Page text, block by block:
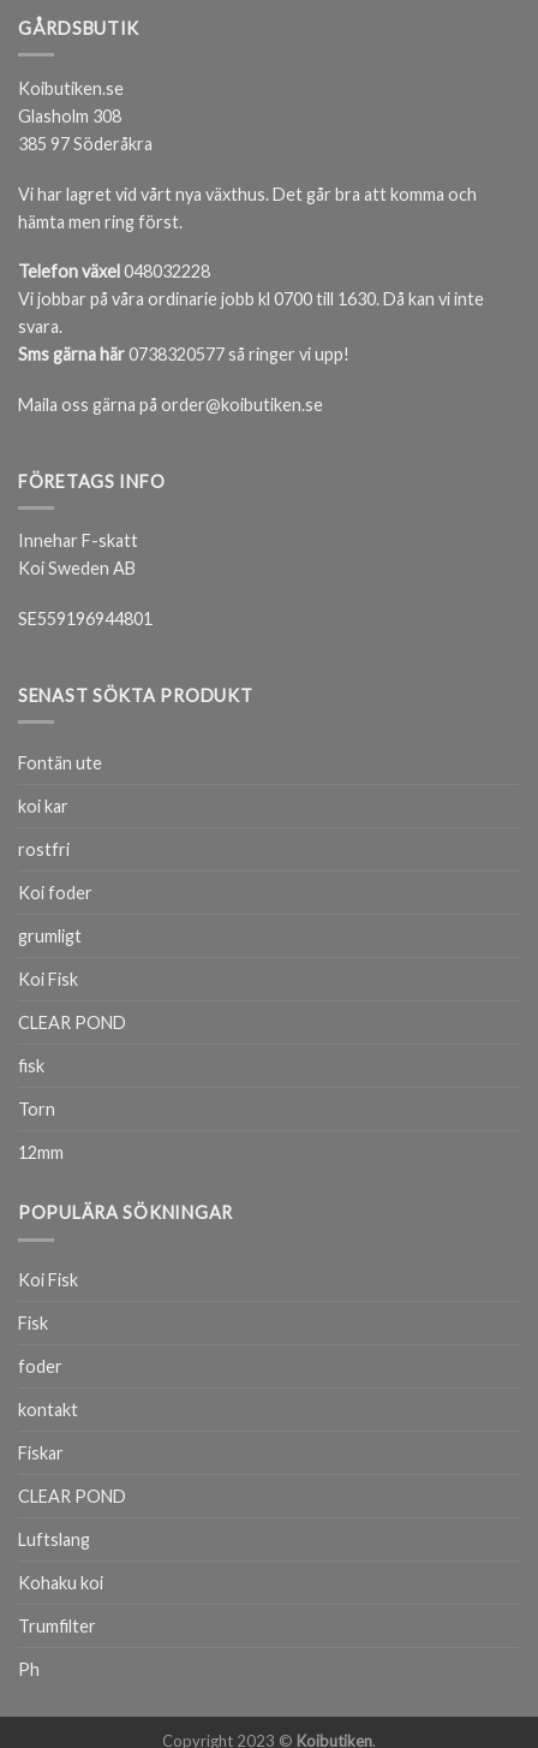
GÅRDSBUTIK
Koibutiken.se
Glasholm 308
385 97 Söderåkra
Vi har lagret vid vårt nya växthus. Det går bra att komma och
hämta men ring först.
Telefon växel048032228
Vi jobbar på våra ordinarie jobb kl 0700 till 1630. Då kan vi inte
svara.
Sms gärna här0738320577 så ringer vi upp!
Maila oss gärna på order@koibutiken.se
FÖRETAGS INFO
Innehar F-skatt
Koi Sweden AB
SE559196944801
SENAST SÖKTA PRODUKT
Fontän ute
koi kar
rostfri
Koi foder
grumligt
Koi Fisk
CLEAR POND
fisk
Torn
12mm
POPULÄRA SÖKNINGAR
Koi Fisk
Fisk
foder
kontakt
Fiskar
CLEAR POND
Luftslang
Kohaku koi
Trumfilter
Ph
Copyright 2023 © Koibutiken.